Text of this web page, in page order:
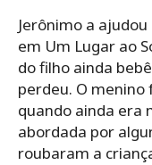
Jerônimo a
em Um Lugar ao
do filho ainda
perdeu. O menino
quando ainda era
abordada por
roubaram a